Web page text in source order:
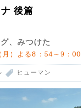
後篇
、みつけた
）よる8：54～9：00
ヒューマン